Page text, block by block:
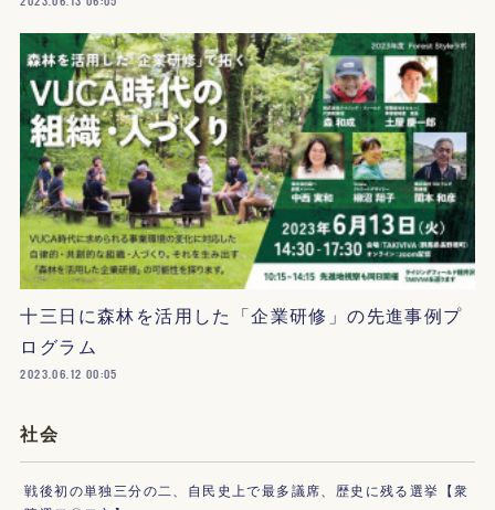
十三日に森林を活用した「企業研修」の先進事例プ
ログラム
2023.06.12 00:05
社会
戦後初の単独三分の二、自民史上で最多議席、歴史に残る選挙【衆